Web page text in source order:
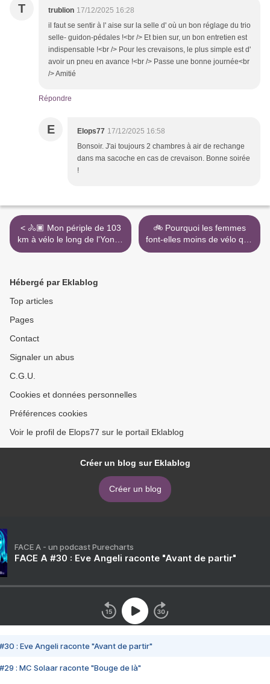
T trublion 17/12/2025 16:28
il faut se sentir à l' aise sur la selle d' où un bon réglage du trio
selle- guidon-pédales !<br /> Et bien sur, un bon entretien est
indispensable !<br /> Pour les crevaisons, le plus simple est d'
avoir un pneu en avance !<br /> Passe une bonne journée<br
/> Amitié
Répondre
E Elops77 17/12/2025 16:58
Bonsoir. J'ai toujours 2 chambres à air de rechange
dans ma sacoche en cas de crevaison. Bonne soirée
!
< 🚴🏿 Mon périple de 103
km à vélo le long de l'Yonne
.
🚲 Pourquoi les femmes
font-elles moins de vélo que
les hommes ? >
Hébergé par Eklablog
Top articles
Pages
Contact
Signaler un abus
C.G.U.
Cookies et données personnelles
Préférences cookies
Voir le profil de Elops77 sur le portail Eklablog
Créer un blog sur Eklablog
Créer un blog
FACE A - un podcast Purecharts
FACE A #30 : Eve Angeli raconte "Avant de partir"
#30 : Eve Angeli raconte "Avant de partir"
#29 : MC Solaar raconte "Bouge de là"